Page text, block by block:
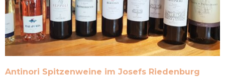
Antinori Spitzenweine im Josefs Riedenburg